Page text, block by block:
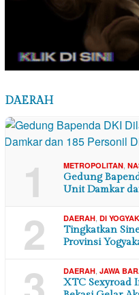
DAERAH
1 METROPOLITAN,
Gedung
Unit Damkar
2 DAERAH, DI
Tingkatkan
Provinsi
DAERAH, JAWA
XTC Sexyroad